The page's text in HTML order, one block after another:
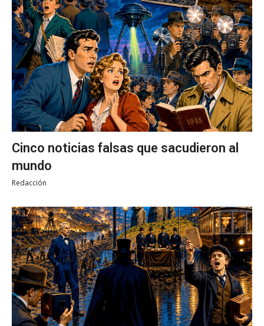
Cinco noticias falsas que sacudieron al
mundo
Redacción